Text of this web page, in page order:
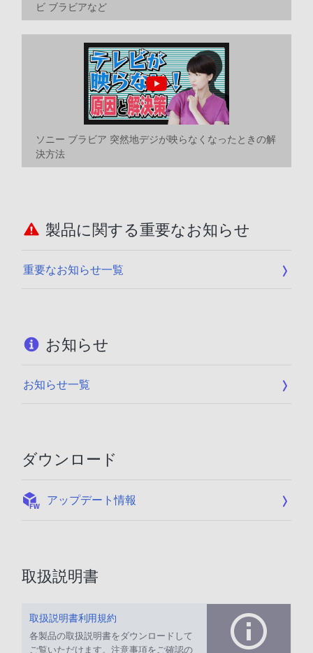
ビ ブラビアなど
ソニー ブラビア 突然地デジが映らなくなったときの解
決方法
製品に関する重要なお知らせ
重要なお知らせ一覧
お知らせ
お知らせ一覧
ダウンロード
アップデート情報
取扱説明書
取扱説明書利用規約
各製品の取扱説明書をダウンロードして
ご覧いただけます。注意事項をご確認の